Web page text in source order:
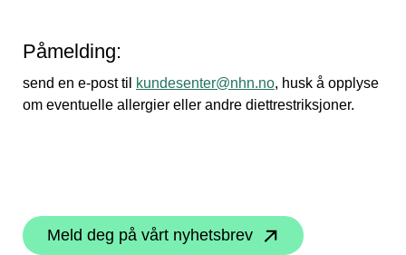
Påmelding:
send en e-post til kundesenter@nhn.no, husk å opplyse
om eventuelle allergier eller andre diettrestriksjoner.
Meld deg på vårt nyhetsbrev